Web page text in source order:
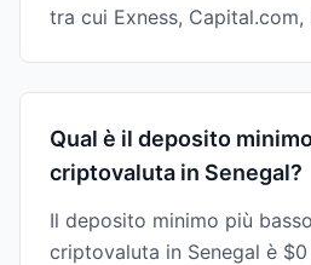
tra cui Exness, Capital.com,
Qual è il deposito
criptovaluta in Senegal?
Il deposito minimo più
criptovaluta in Senegal è